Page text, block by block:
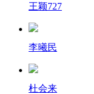
王颖727
李曦民
杜会来